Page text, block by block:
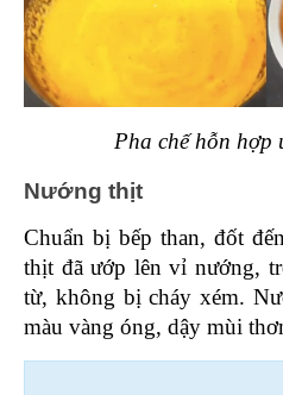
Pha chế hỗn hợp
Nướng thịt
Chuẩn bị bếp than, đốt
thịt đã ướp lên vỉ nướng,
từ, không bị cháy xém.
màu vàng óng, dậy mùi